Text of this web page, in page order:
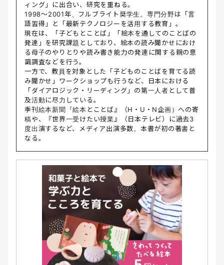
ィング」に出合い、研究を重ねる。
1998～2001年、フルブライト奨学生。専門分野は「言
語習得」と「最新テクノロジーを活用する教育」。
現在は、「子どもとことば」「絵本を通してのことばの
発達」を研究課題としており、絵本の読み聞かせにおけ
る母子のやりとりや読み書き能力の発達に関する親の意
識調査などを行う。
一方で、教員を対象とした「子どものことばを育てる読
み聞かせ」ワークショップも行うなど、日本における
「ダイアロジック・リーディング」の第一人者として普
及活動に尽力している。
季刊絵本新聞『絵本とことば』（H・U・N企画）への寄
稿や、『世界一受けたい授業』（日本テレビ）に過去3
度出演するなど、メディア出演多数。本書が初の著書と
なる。